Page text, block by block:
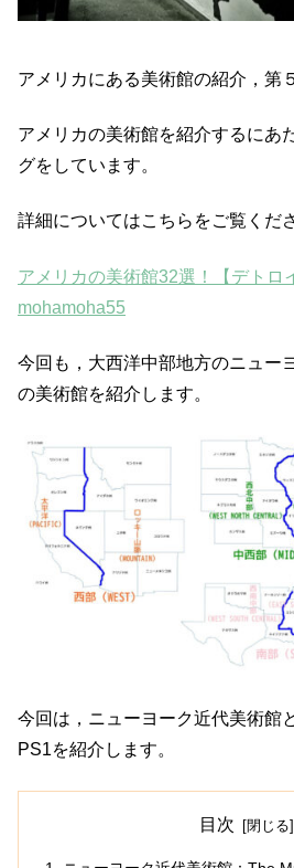
アメリカにある美術館の紹介，第
アメリカの美術館を紹介するにあ
グをしています。
詳細についてはこちらをご覧くだ
アメリカの美術館32選！【デト
mohamoha55
今回も，大西洋中部地方のニュー
の美術館を紹介します。
今回は，ニューヨーク近代美術館
PS1を紹介します。
目次